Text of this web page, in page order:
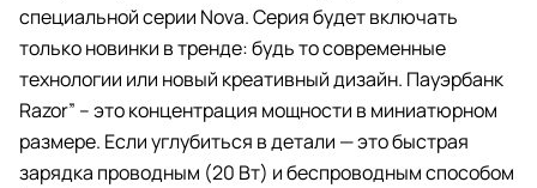
специальной серии Nova. Серия будет включать
только новинки в тренде: будь то современные
технологии или новый креативный дизайн. Пауэрбанк
Razor” – это концентрация мощности в миниатюрном
размере. Если углубиться в детали — это быстрая
зарядка проводным (20 Вт) и беспроводным способом